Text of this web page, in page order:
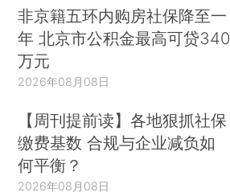
非京籍五环内购房社保降至一
年 北京市公积金最高可贷340
万元
2026年08月08日
【周刊提前读】各地狠抓社保
缴费基数 合规与企业减负如
何平衡？
2026年08月08日